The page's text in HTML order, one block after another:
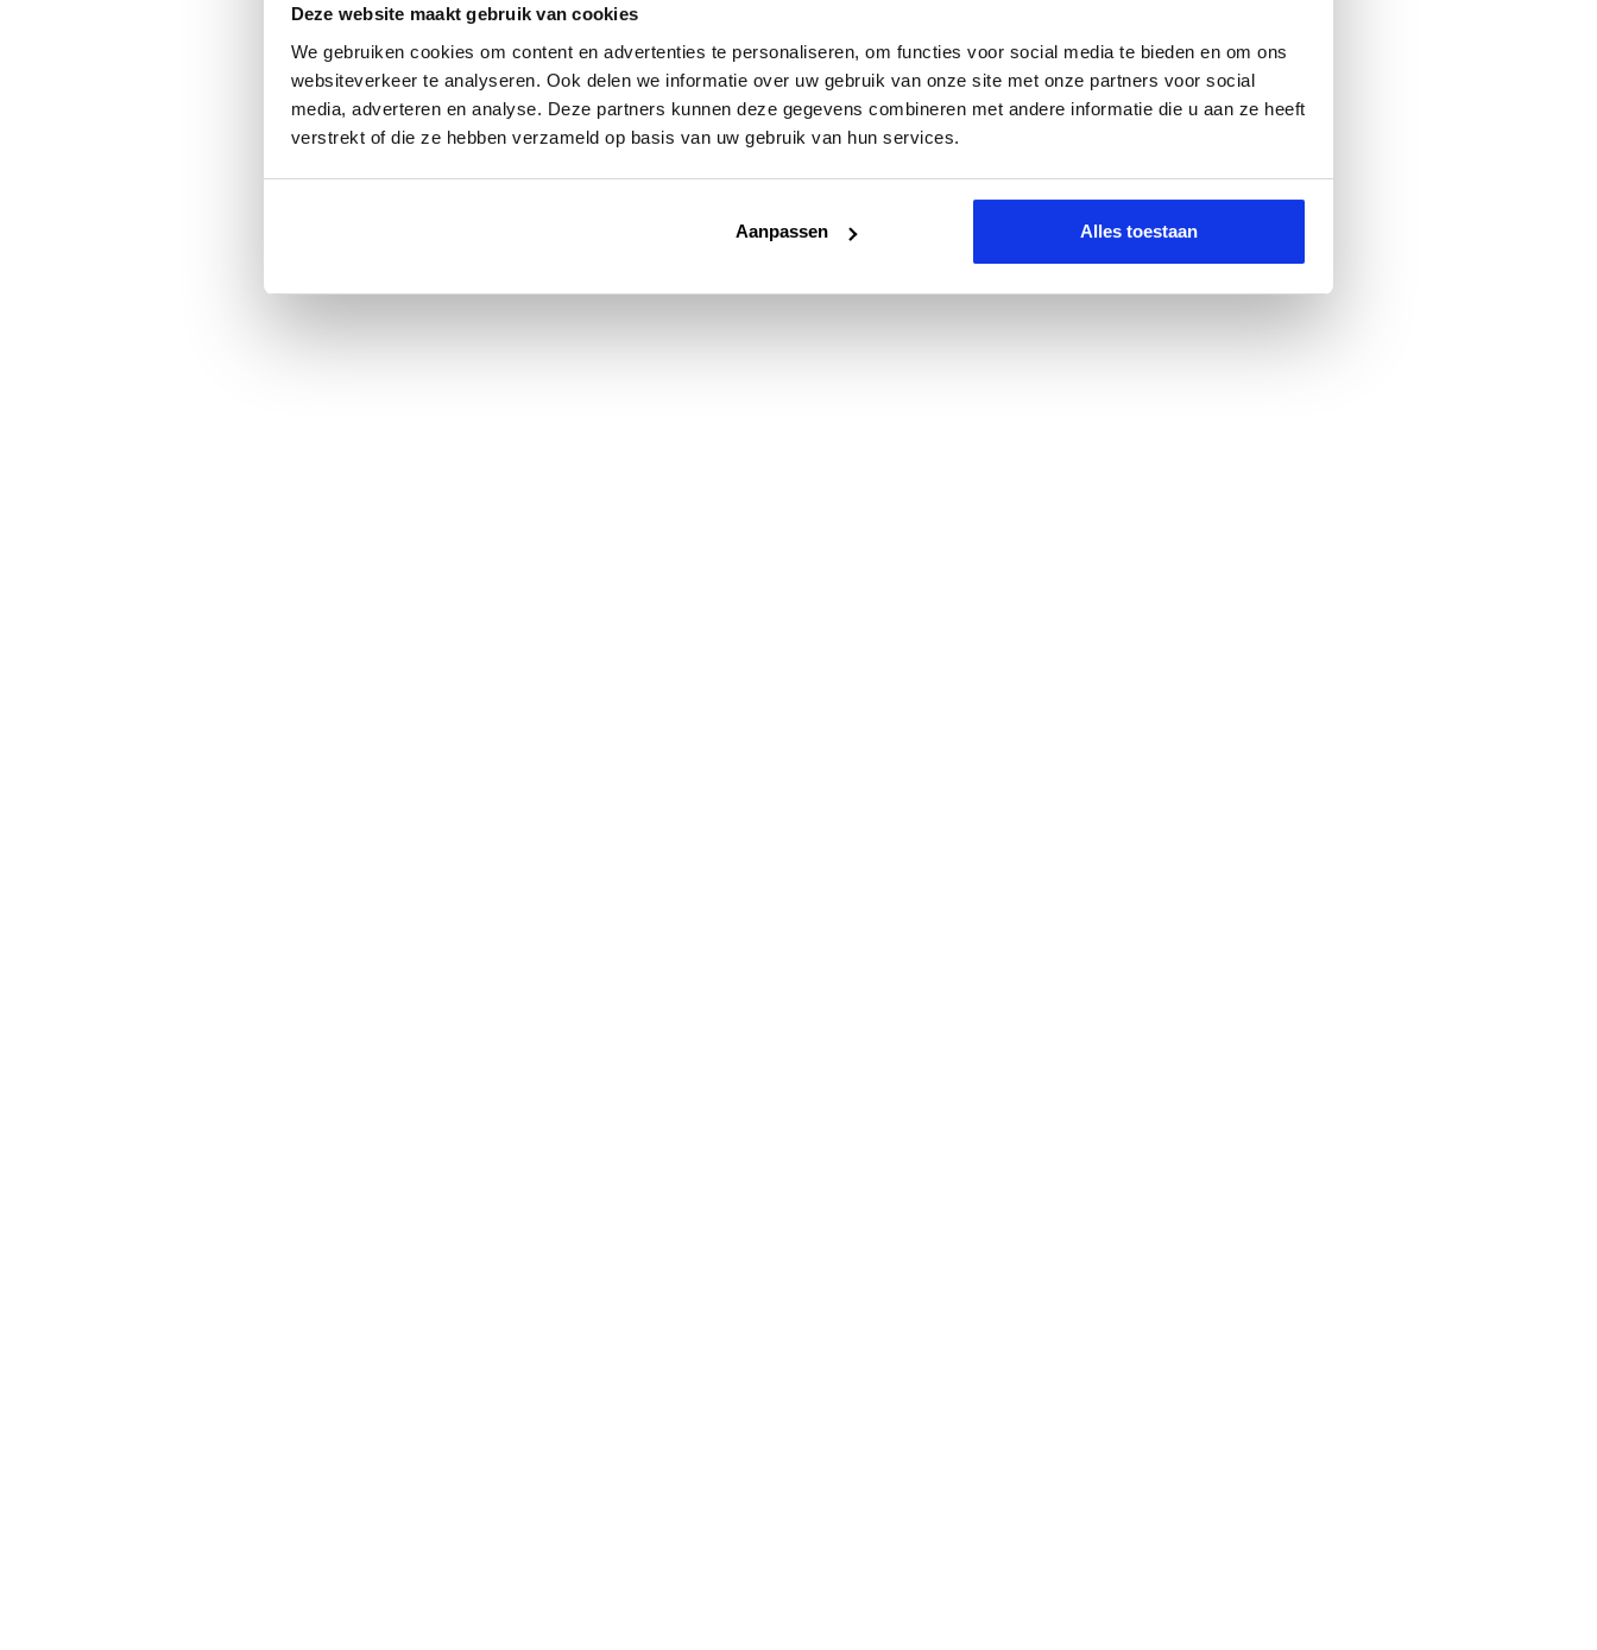
Deze website maakt gebruik van cookies
We gebruiken cookies om content en advertenties te personaliseren, om functies voor social media te bieden en om ons
websiteverkeer te analyseren. Ook delen we informatie over uw gebruik van onze site met onze partners voor social
media, adverteren en analyse. Deze partners kunnen deze gegevens combineren met andere informatie die u aan ze heeft
verstrekt of die ze hebben verzameld op basis van uw gebruik van hun services.
Aanpassen Alles toestaan